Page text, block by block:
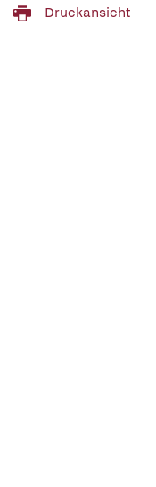
Druckansicht